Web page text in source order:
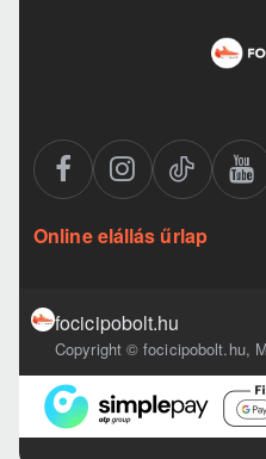
Online elállás űrlap
focicipobolt.hu
Copyright © focicipobolt.hu,